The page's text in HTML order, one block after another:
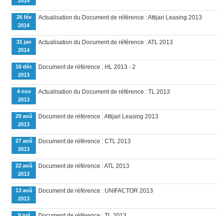
26 fév
2014
Actualisation du Document de référence : Attijari Leasing 2013
31 jan
2014
Actualisation du Document de référence : ATL 2013
16 déc
2013
Document de référence : HL 2013 - 2
4 nov
2013
Actualisation du Document de référence : TL 2013
29 aoû
2013
Document de référence : Attijari Leasing 2013
27 aoû
2013
Document de référence : CTL 2013
22 aoû
2013
Document de référence : ATL 2013
13 aoû
2013
Document de référence : UNIFACTOR 2013